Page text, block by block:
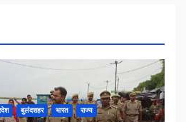
बुलंदशहर भारत राज्य